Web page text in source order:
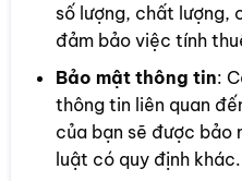
số lượng, chất lượng,
đảm bảo việc tính
Bảo mật thông tin:
thông tin liên quan
của bạn sẽ được bảo
luật có quy định khác.